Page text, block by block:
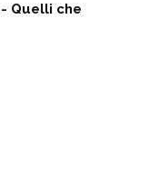
Quelli che